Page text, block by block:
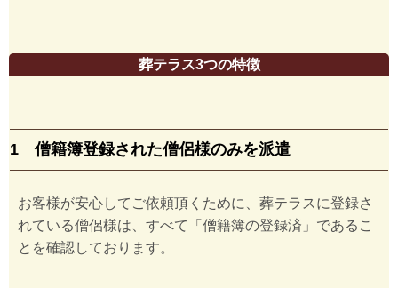
葬テラス3つの特徴
1 僧籍簿登録された僧侶様のみを派遣
お客様が安心してご依頼頂くために、葬テラスに登録さ
れている僧侶様は、すべて「僧籍簿の登録済」であるこ
とを確認しております。